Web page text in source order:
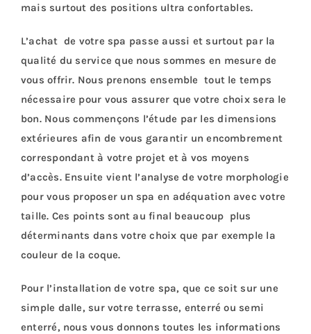
mais surtout des positions ultra confortables.
L’achat de votre spa passe aussi et surtout par la
qualité du service que nous sommes en mesure de
vous offrir. Nous prenons ensemble tout le temps
nécessaire pour vous assurer que votre choix sera le
bon. Nous commençons l’étude par les dimensions
extérieures afin de vous garantir un encombrement
correspondant à votre projet et à vos moyens
d’accès. Ensuite vient l’analyse de votre morphologie
pour vous proposer un spa en adéquation avec votre
taille. Ces points sont au final beaucoup plus
déterminants dans votre choix que par exemple la
couleur de la coque.
Pour l’installation de votre spa, que ce soit sur une
simple dalle, sur votre terrasse, enterré ou semi
enterré, nous vous donnons toutes les informations